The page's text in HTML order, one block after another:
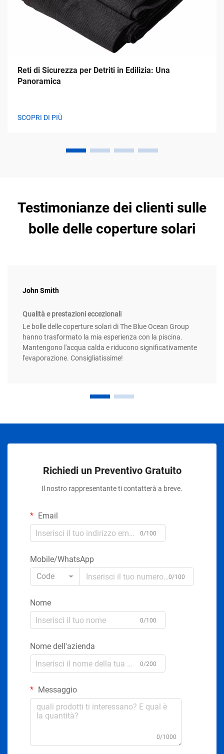
Reti di Sicurezza per Detriti in Edilizia: Una
Panoramica
SCOPRI DI PIÙ
Testimonianze dei clienti sulle
bolle delle coperture solari
John Smith
Qualità e prestazioni eccezionali
Le bolle delle coperture solari di The Blue Ocean Group
hanno trasformato la mia esperienza con la piscina.
Mantengono l'acqua calda e riducono significativamente
l'evaporazione. Consigliatissime!
Richiedi un Preventivo Gratuito
Il nostro rappresentante ti contatterà a breve.
Email
0/100
Mobile/WhatsApp
Code
0/100
Nome
0/100
Nome dell'azienda
0/200
Messaggio
0/1000